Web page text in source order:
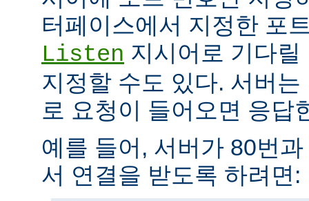
터페이스에서 지정한 포
Listen 지시어로 기다
지정할 수도 있다. 서버
로 요청이 들어오면 응답
예를 들어, 서버가 80번
서 연결을 받도록 하려면: